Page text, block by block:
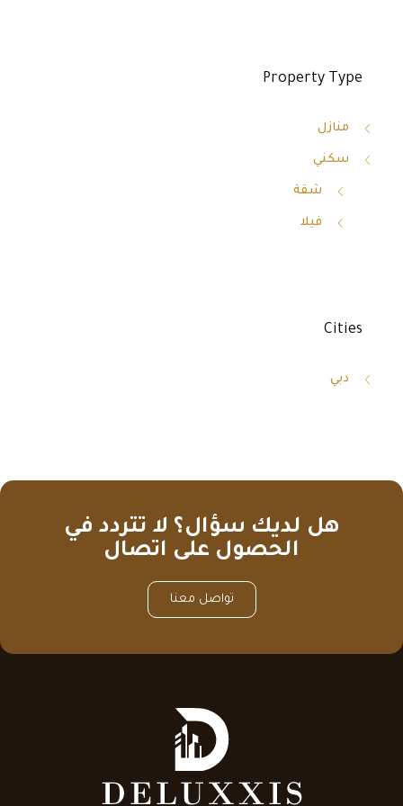
Property Type
منازل
سكني
شقة
فيلا
Cities
دبي
هل لديك سؤال؟ لا تتردد في
الحصول على اتصال
تواصل معنا